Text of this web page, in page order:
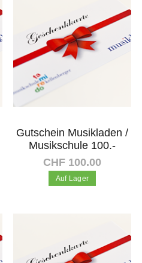
Gutschein Musikladen /
Musikschule 100.-
CHF 100.00
Auf Lager